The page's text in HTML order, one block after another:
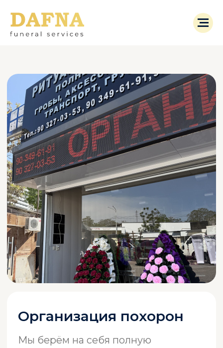
Организация похорон
Мы берём на себя полную
организацию похорон от помощи
в оформления документов
до проведения церемонии.
Помогаем решить все вопросы
Сопровождаем на каждом этапе,
на главном